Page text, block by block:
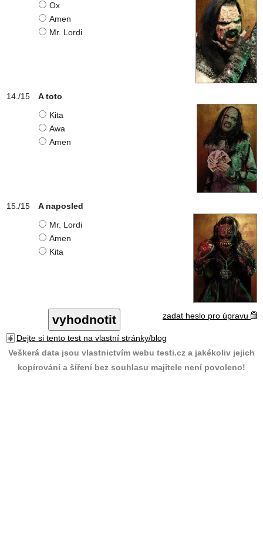
Ox
Amen
Mr. Lordi
A toto
Kita
Awa
Amen
A naposled
Mr. Lordi
Amen
Kita
zadat heslo pro úpravu
Dejte si tento test na vlastní stránky/blog
Veškerá data jsou vlastnictvím webu testi.cz a jakékoliv jejich
kopírování a šíření bez souhlasu majitele není povoleno!